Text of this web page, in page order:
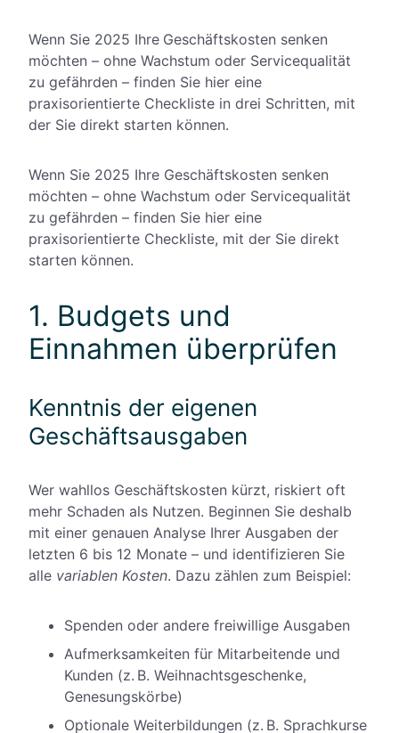
Wenn Sie 2025 Ihre Geschäftskosten senken
möchten – ohne Wachstum oder Servicequalität
zu gefährden – finden Sie hier eine
praxisorientierte Checkliste in drei Schritten, mit
der Sie direkt starten können.
Wenn Sie 2025 Ihre Geschäftskosten senken
möchten – ohne Wachstum oder Servicequalität
zu gefährden – finden Sie hier eine
praxisorientierte Checkliste, mit der Sie direkt
starten können.
1. Budgets und
Einnahmen überprüfen
Kenntnis der eigenen
Geschäftsausgaben
Wer wahllos Geschäftskosten kürzt, riskiert oft
mehr Schaden als Nutzen. Beginnen Sie deshalb
mit einer genauen Analyse Ihrer Ausgaben der
letzten 6 bis 12 Monate – und identifizieren Sie
alle variablen Kosten. Dazu zählen zum Beispiel:
Spenden oder andere freiwillige Ausgaben
Aufmerksamkeiten für Mitarbeitende und
Kunden (z. B. Weihnachtsgeschenke,
Genesungskörbe)
Optionale Weiterbildungen (z. B. Sprachkurse